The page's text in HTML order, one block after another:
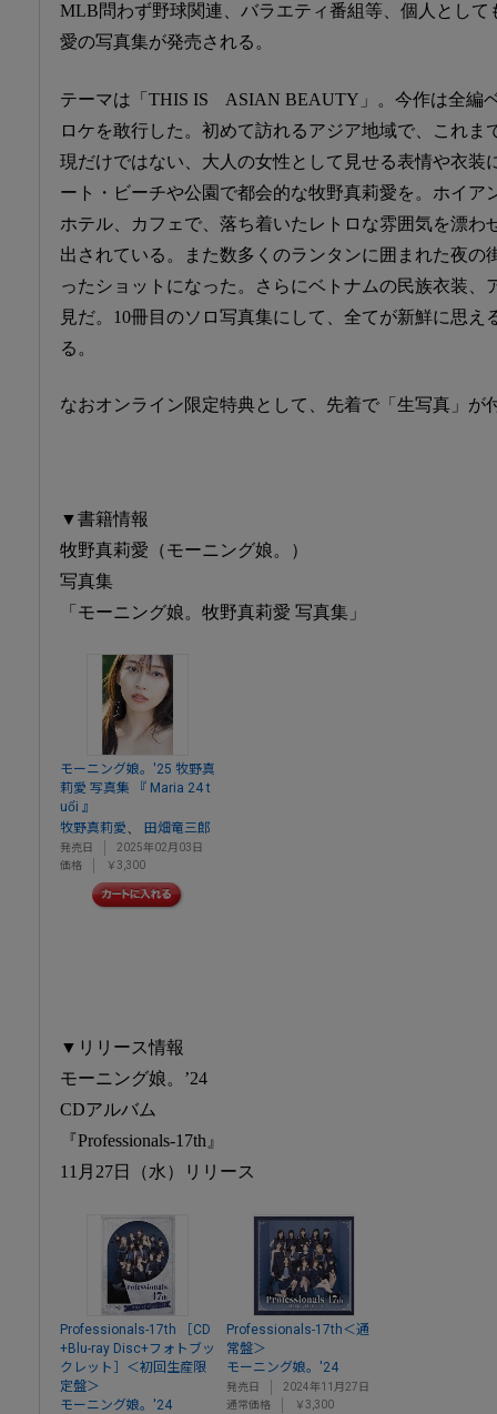
MLB問わず野球関連、バラエティ番組等、個人として
愛の写真集が発売される。
テーマは「THIS IS ASIAN BEAUTY」。今作は全編
ロケを敢行した。初めて訪れるアジア地域で、これま
現だけではない、大人の女性として見せる表情や衣装
ート・ビーチや公園で都会的な牧野真莉愛を。ホイア
ホテル、カフェで、落ち着いたレトロな雰囲気を漂わ
出されている。また数多くのランタンに囲まれた夜の
ったショットになった。さらにベトナムの民族衣装、
見だ。10冊目のソロ写真集にして、全てが新鮮に思え
る。
なおオンライン限定特典として、先着で「生写真」が
▼書籍情報
牧野真莉愛（モーニング娘。）
写真集
「モーニング娘。牧野真莉愛 写真集」
モーニング娘。'25 牧野真
莉愛 写真集 『 Maria 24 t
uổi 』
牧野真莉愛、 田畑竜三郎
発売日
2025年02月03日
価格
￥3,300
▼リリース情報
モーニング娘。’24
CDアルバム
『Professionals-17th』
11月27日（水）リリース
Professionals-17th ［CD
+Blu-ray Disc+フォトブッ
クレット］＜初回生産限
定盤＞
モーニング娘。'24
Professionals-17th＜通
常盤＞
モーニング娘。'24
発売日
2024年11月27日
通常価格
￥3,300